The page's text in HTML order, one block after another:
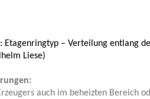
Etagenringtyp – Verteilung entlang
Liese)
auch im beheizten Bereich